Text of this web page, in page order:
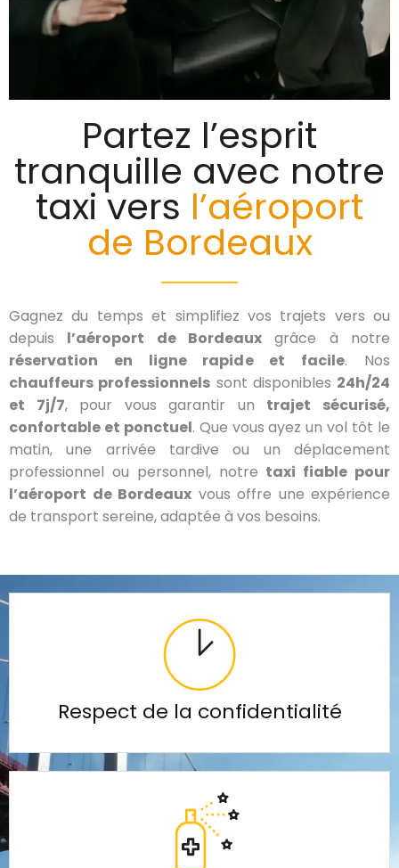
Partez l’esprit
tranquille avec notre
taxi vers l’aéroport
de Bordeaux
Gagnez du temps et simplifiez vos trajets vers ou
depuis l’aéroport de Bordeaux grâce à notre
réservation en ligne rapide et facile. Nos
chauffeurs professionnels sont disponibles 24h/24
et 7j/7, pour vous garantir un trajet sécurisé,
confortable et ponctuel. Que vous ayez un vol tôt le
matin, une arrivée tardive ou un déplacement
professionnel ou personnel, notre taxi fiable pour
l’aéroport de Bordeaux vous offre une expérience
de transport sereine, adaptée à vos besoins.
Respect de la confidentialité